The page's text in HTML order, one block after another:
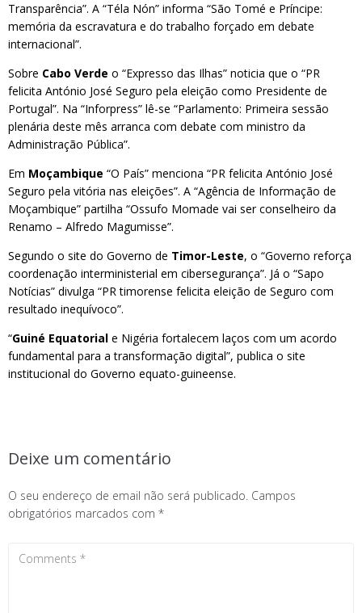
Transparência”. A “Téla Nón” informa “São Tomé e Príncipe:
memória da escravatura e do trabalho forçado em debate
internacional”.
Sobre Cabo Verde o “Expresso das Ilhas” noticia que o “PR
felicita António José Seguro pela eleição como Presidente de
Portugal”. Na “Inforpress” lê-se “Parlamento: Primeira sessão
plenária deste mês arranca com debate com ministro da
Administração Pública”.
Em Moçambique “O País” menciona “PR felicita António José
Seguro pela vitória nas eleições”. A “Agência de Informação de
Moçambique” partilha “Ossufo Momade vai ser conselheiro da
Renamo – Alfredo Magumisse”.
Segundo o site do Governo de Timor-Leste, o “Governo reforça
coordenação interministerial em cibersegurança”. Já o “Sapo
Notícias” divulga “PR timorense felicita eleição de Seguro com
resultado inequívoco”.
“Guiné Equatorial e Nigéria fortalecem laços com um acordo
fundamental para a transformação digital”, publica o site
institucional do Governo equato-guineense.
Deixe um comentário
O seu endereço de email não será publicado. Campos
obrigatórios marcados com *